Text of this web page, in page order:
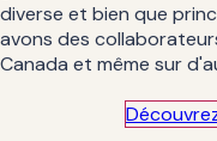
diverse et bien que
avons des
Canada et même sur